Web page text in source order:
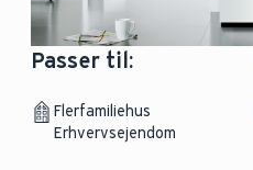
Passer til:
Flerfamiliehus
Erhvervsejendom